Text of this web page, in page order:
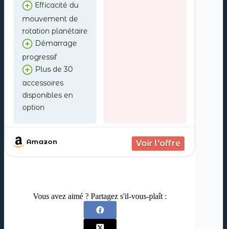
Efficacité du
mouvement de
rotation planétaire
Démarrage
progressif
Plus de 30
accessoires
disponibles en
option
Amazon
Vous avez aimé ? Partagez s'il-vous-plaît :